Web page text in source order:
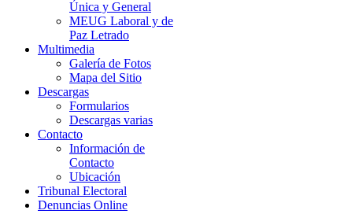
Única y General
MEUG Laboral y de
Paz Letrado
Multimedia
Galería de Fotos
Mapa del Sitio
Descargas
Formularios
Descargas varias
Contacto
Información de
Contacto
Ubicación
Tribunal Electoral
Denuncias Online